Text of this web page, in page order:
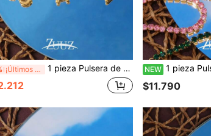
¡Últimos 2 días 1 pieza Pulsera de acero inoxidable con colgante de cristal con forma de corazón y letra A-Z, adecuada para niñas y mujeres NEW 1 pieza Pulsera de cadena de tenis de acero inoxidable
$11.790